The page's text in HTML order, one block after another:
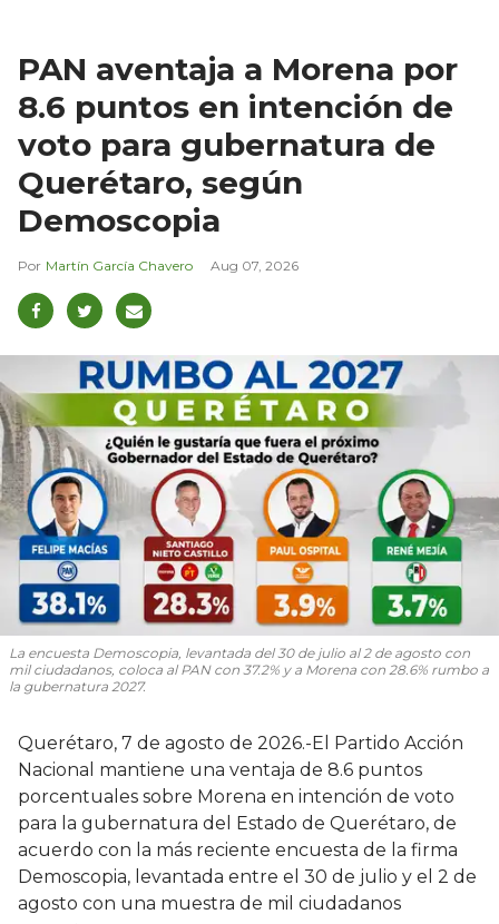
PAN aventaja a Morena por
8.6 puntos en intención de
voto para gubernatura de
Querétaro, según
Demoscopia
Martín García Chavero Aug 07, 2026
La encuesta Demoscopia, levantada del 30 de julio al 2 de agosto con
mil ciudadanos, coloca al PAN con 37.2% y a Morena con 28.6% rumbo a
la gubernatura 2027.
Querétaro, 7 de agosto de 2026.-El Partido Acción
Nacional mantiene una ventaja de 8.6 puntos
porcentuales sobre Morena en intención de voto
para la gubernatura del Estado de Querétaro, de
acuerdo con la más reciente encuesta de la firma
Demoscopia, levantada entre el 30 de julio y el 2 de
agosto con una muestra de mil ciudadanos